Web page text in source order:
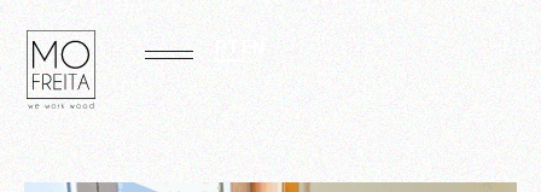
PT EN